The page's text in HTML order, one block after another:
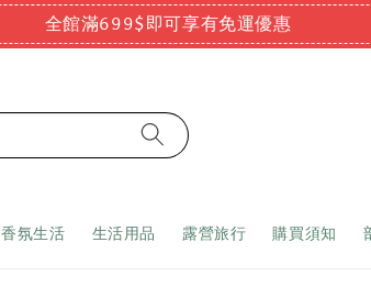
全館滿699$即可享有免運優惠
香氛生活 生活用品 露營旅行 購買須知